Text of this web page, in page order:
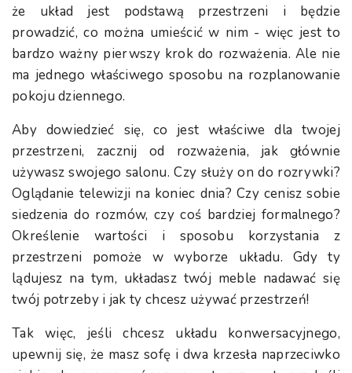
że układ jest podstawą przestrzeni i będzie
prowadzić, co można umieścić w nim - więc jest to
bardzo ważny pierwszy krok do rozważenia. Ale nie
ma jednego właściwego sposobu na rozplanowanie
pokoju dziennego.
Aby dowiedzieć się, co jest właściwe dla twojej
przestrzeni, zacznij od rozważenia, jak głównie
używasz swojego salonu. Czy służy on do rozrywki?
Oglądanie telewizji na koniec dnia? Czy cenisz sobie
siedzenia do rozmów, czy coś bardziej formalnego?
Określenie wartości i sposobu korzystania z
przestrzeni pomoże w wyborze układu. Gdy ty
lądujesz na tym, układasz twój meble nadawać się
twój potrzeby i jak ty chcesz używać przestrzeń!
Tak więc, jeśli chcesz układu konwersacyjnego,
upewnij się, że masz sofę i dwa krzesła naprzeciwko